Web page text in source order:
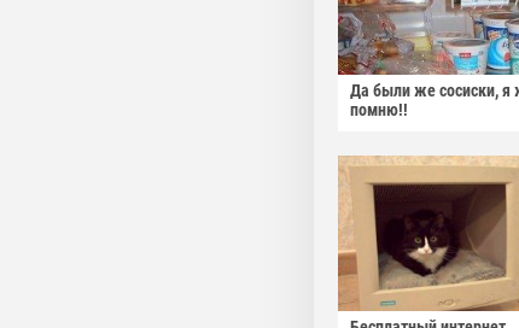
Да были же сосиски, я
помню!!